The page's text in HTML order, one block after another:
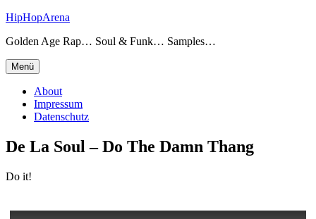
Zum
springen
HipHopArena
Golden Age Rap… Soul & Funk… Samples…
Menü
About
Impressum
Datenschutz
De La Soul – Do The Damn Thang
Do it!